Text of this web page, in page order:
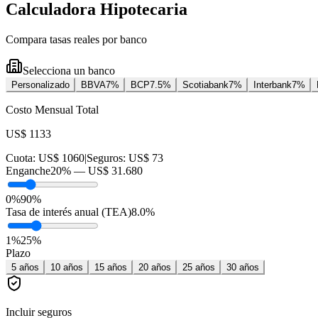
Calculadora Hipotecaria
Compara tasas reales por banco
Selecciona un banco
Personalizado BBVA7% BCP7.5% Scotiabank7% Interbank7%
Costo Mensual Total
US$ 1133
Cuota: US$ 1060|Seguros: US$ 73
Enganche20% — US$ 31.680
0%90%
Tasa de interés anual (TEA)8.0%
1%25%
Plazo
5 años 10 años 15 años 20 años 25 años 30 años
Incluir seguros